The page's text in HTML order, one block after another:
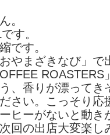
。
す。
です。
やまざきなび」で
ROASTERS
、香りが漂ってき
さい。こっそり応
ヒーがないと動き
回の出店大変楽し